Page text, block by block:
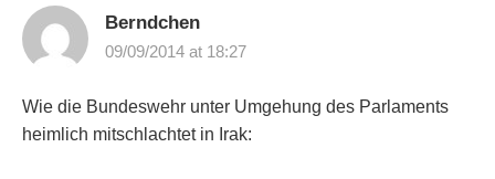
Berndchen
09/09/2014 at 18:27
Wie die Bundeswehr unter Umgehung des Parlaments
heimlich mitschlachtet in Irak: